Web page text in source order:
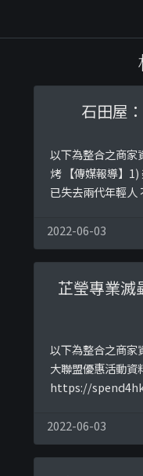
石田屋
以下為整合之商家
烤 【傳媒報導】1)
已失去兩代年輕人
http://bit.do/
bit.do/
/finance/
2022-06-03
芷瑩專業滅
以下為整合之商家
大聯盟優惠活動資
https://
2022-06-03